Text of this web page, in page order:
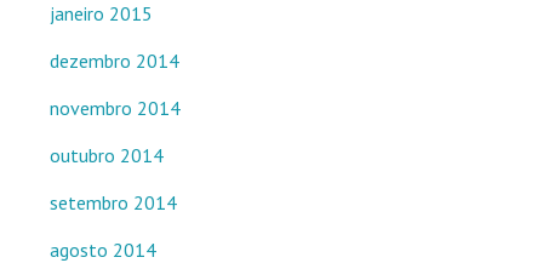
janeiro 2015
dezembro 2014
novembro 2014
outubro 2014
setembro 2014
agosto 2014